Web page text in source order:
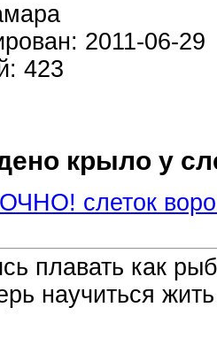
2011-06-29
423
крыло у
слеток
плавать как
научиться